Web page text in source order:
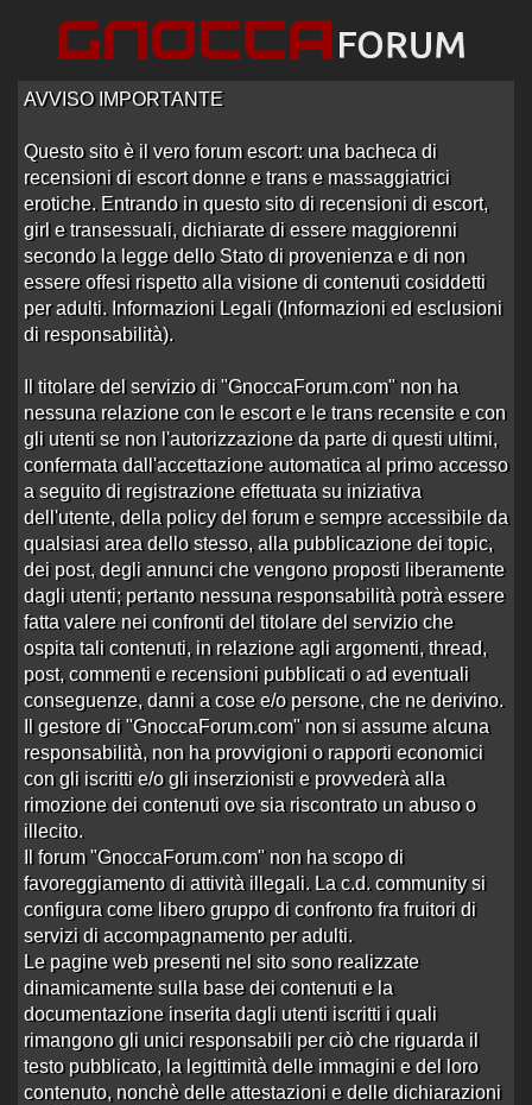
Home/ESCORT E RAGAZZE DI AGENZIE E NON -- IN
MOVIMENTO/Varie Escort e Ragazze di Agenzie e non--in
movimento
1 2 3 4 › » Ordine: Ultima Risposta
FASULLO, ,LEGGE…
Aperto datrinità return alle 10:26 del 24/07/16
0 risposte
1406 visite
Nessuna risposta
Importante
Aperto daHermesalle 16:19 del 20/08/15
17 risposte
6787 visite
Ultima risposta daEnigmista+ in
Re:Importantealle 11:25 del 22/08/15
Giulia la teen dell'est
Aperto daLuca888&alle 11:33 del 15/06/26
10 risposte
7543 visite
Ultima rispostadaViz.inRe:Giulia la teen
dell'estalle 10:48 del 19/06/26
Erika bielorussa
Aperto da Viz. alle 13:16 del 19/12/25 1 2 ›
23 risposte
Ultima rispostadaGiovane83inRe:Rossa
Valentina, La Florida Santiago del Cile
Aperto daLuigipazzo69alle 17:53 del 16/05/25
0 risposte
592 visite
Nessuna risposta
Johari, bruna colombiana, Los Angeles, C
Aperto daLuigipazzo69alle 20:09 del 31/07/24
1 risposta
536 visite
Ultima rispostadaLuigipazzo69in
Re:Johari, bruna colombian…alle 18:50 del
16/04/25
AVVISO IMPORTANTE
Questo sito è il vero forum escort: una bacheca di
recensioni di escort donne e trans e massaggiatrici
erotiche. Entrando in questo sito di recensioni di escort,
girl e transessuali, dichiarate di essere maggiorenni
secondo la legge dello Stato di provenienza e di non
essere offesi rispetto alla visione di contenuti cosiddetti
per adulti. Informazioni Legali (Informazioni ed esclusioni
di responsabilità).
Il titolare del servizio di "GnoccaForum.com" non ha
nessuna relazione con le escort e le trans recensite e con
gli utenti se non l'autorizzazione da parte di questi ultimi,
confermata dall'accettazione automatica al primo accesso
a seguito di registrazione effettuata su iniziativa
dell'utente, della policy del forum e sempre accessibile da
qualsiasi area dello stesso, alla pubblicazione dei topic,
dei post, degli annunci che vengono proposti liberamente
dagli utenti; pertanto nessuna responsabilità potrà essere
fatta valere nei confronti del titolare del servizio che
ospita tali contenuti, in relazione agli argomenti, thread,
post, commenti e recensioni pubblicati o ad eventuali
conseguenze, danni a cose e/o persone, che ne derivino.
Il gestore di "GnoccaForum.com" non si assume alcuna
responsabilità, non ha provvigioni o rapporti economici
con gli iscritti e/o gli inserzionisti e provvederà alla
rimozione dei contenuti ove sia riscontrato un abuso o
illecito.
Il forum "GnoccaForum.com" non ha scopo di
favoreggiamento di attività illegali. La c.d. community si
configura come libero gruppo di confronto fra fruitori di
servizi di accompagnamento per adulti.
Le pagine web presenti nel sito sono realizzate
dinamicamente sulla base dei contenuti e la
documentazione inserita dagli utenti iscritti i quali
rimangono gli unici responsabili per ciò che riguarda il
testo pubblicato, la legittimità delle immagini e del loro
contenuto, nonchè delle attestazioni e delle dichiarazioni